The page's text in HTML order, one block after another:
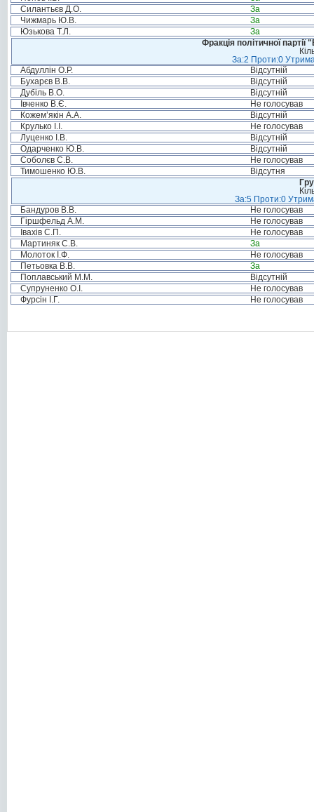
Силантьєв Д.О.
За
Чижмарь Ю.В.
За
Юзькова Т.Л.
За
Фракція політичної
За:2 Проти:0
Абдуллін О.Р.
Відсутній
Бухарєв В.В.
Відсутній
Дубіль В.О.
Відсутній
Івченко В.Є.
Не голосував
Кожем’якін А.А.
Відсутній
Крулько І.І.
Не голосував
Луценко І.В.
Відсутній
Одарченко Ю.В.
Відсутній
Соболєв С.В.
Не голосував
Тимошенко Ю.В.
Відсутня
За:5 Проти:0
Бандуров В.В.
Не голосував
Гіршфельд А.М.
Не голосував
Івахів С.П.
Не голосував
Мартиняк С.В.
За
Молоток І.Ф.
Не голосував
Петьовка В.В.
За
Поплавський М.М.
Відсутній
Супруненко О.І.
Не голосував
Фурсін І.Г.
Не голосував